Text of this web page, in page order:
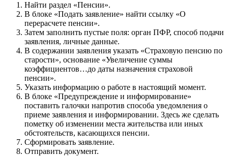
Найти раздел «Пенсии».
В блоке «Подать заявление» найти ссылку «О
перерасчете пенсии».
Затем заполнить пустые поля: орган ПФР, способ подачи
заявления, личные данные.
В содержании заявления указать «Страховую пенсию по
старости», основание «Увеличение суммы
коэффициентов…до даты назначения страховой
пенсии».
Указать информацию о работе в настоящий момент.
В блоке «Предупреждение и информирование»
поставить галочки напротив способа уведомления о
приеме заявления и информировании. Здесь же сделать
пометку об изменении места жительства или иных
обстоятельств, касающихся пенсии.
Сформировать заявление.
Отправить документ.